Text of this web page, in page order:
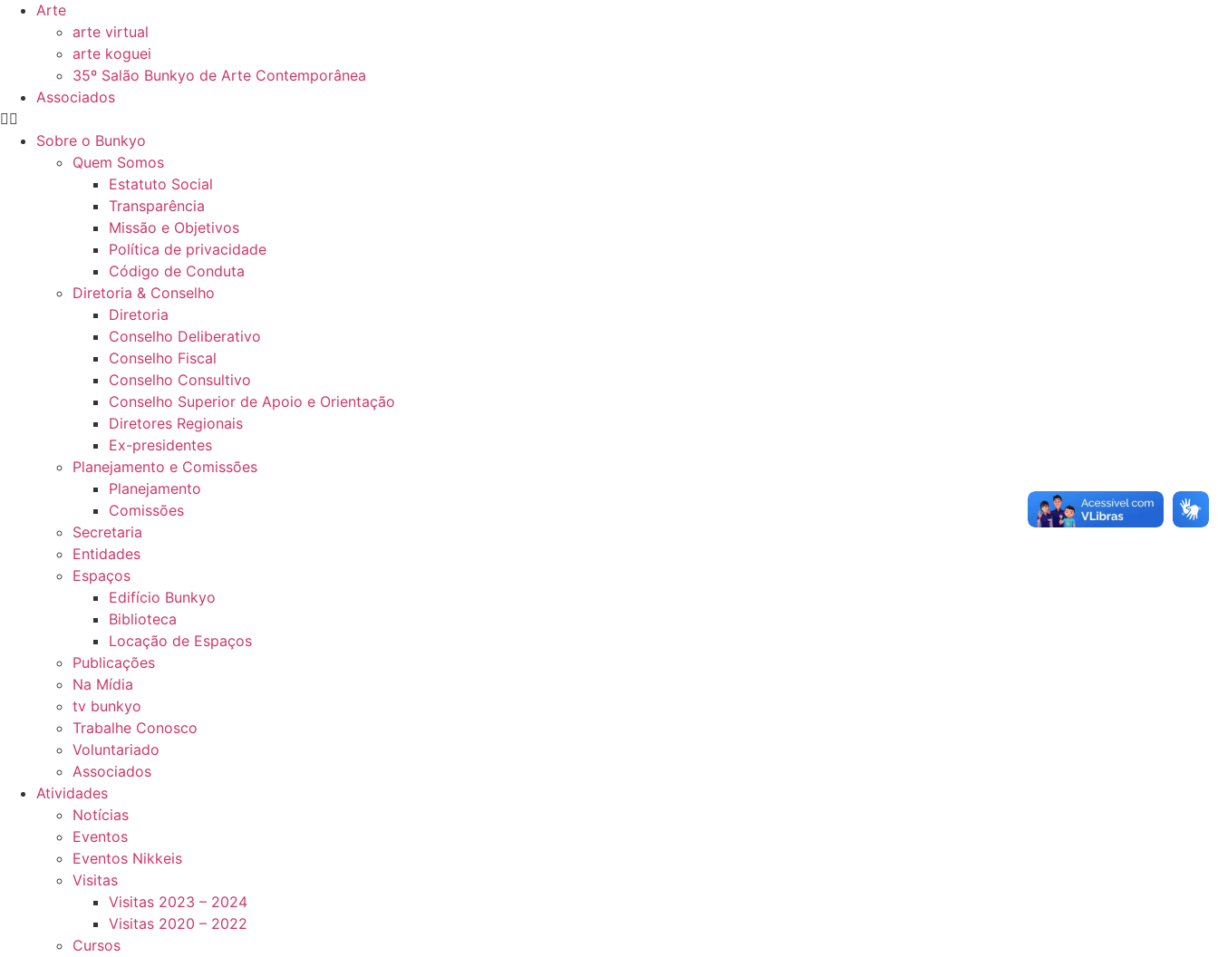
Arte
arte virtual
arte koguei
35º Salão Bunkyo de Arte Contemporânea
Associados
Sobre o Bunkyo
Quem Somos
Estatuto Social
Transparência
Missão e Objetivos
Política de privacidade
Código de Conduta
Diretoria & Conselho
Diretoria
Conselho Deliberativo
Conselho Fiscal
Conselho Consultivo
Conselho Superior de Apoio e Orientação
Diretores Regionais
Ex-presidentes
Planejamento e Comissões
Planejamento
Comissões
Secretaria
Entidades
Espaços
Edifício Bunkyo
Biblioteca
Locação de Espaços
Publicações
Na Mídia
tv bunkyo
Trabalhe Conosco
Voluntariado
Associados
Atividades
Notícias
Eventos
Eventos Nikkeis
Visitas
Visitas 2023 – 2024
Visitas 2020 – 2022
Cursos